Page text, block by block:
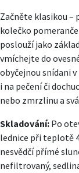
Začněte klasikou –
kolečko
poslouží jako
vmíchejte do
obyčejnou snídani
i na pečení či
nebo zmrzlinu a
Skladování: Po
lednice při teplotě
nesvědčí přímé
nefiltrovaný,